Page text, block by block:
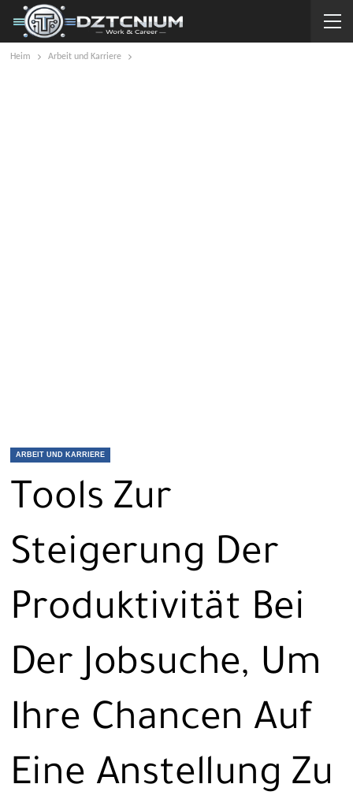
Heim Arbeit und Karriere
ARBEIT UND KARRIERE
Tools Zur
Steigerung Der
Produktivität Bei
Der Jobsuche, Um
Ihre Chancen Auf
Eine Anstellung Zu